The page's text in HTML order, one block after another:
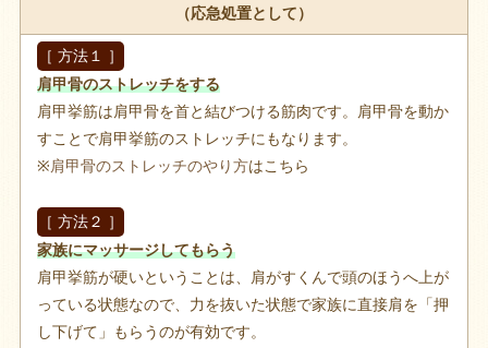
（応急処置として）
［ 方法１ ］
肩甲骨のストレッチをする
肩甲挙筋は肩甲骨を首と結びつける筋肉です。肩甲骨を動か
すことで肩甲挙筋のストレッチにもなります。
※肩甲骨のストレッチのやり方はこちら
［ 方法２ ］
家族にマッサージしてもらう
肩甲挙筋が硬いということは、肩がすくんで頭のほうへ上が
っている状態なので、力を抜いた状態で家族に直接肩を「押
し下げて」もらうのが有効です。